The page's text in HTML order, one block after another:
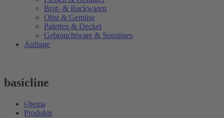
Brot- & Backwaren
Obst & Gemüse
Paletten & Deckel
Gebrauchtware & Sonstiges
Anfrage
basicline
i-bema
Produkte